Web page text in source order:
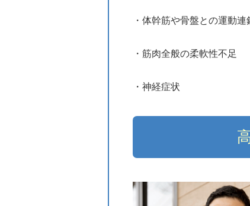
・体幹筋や骨盤との運動連
・筋肉全般の柔軟性不足
・神経症状